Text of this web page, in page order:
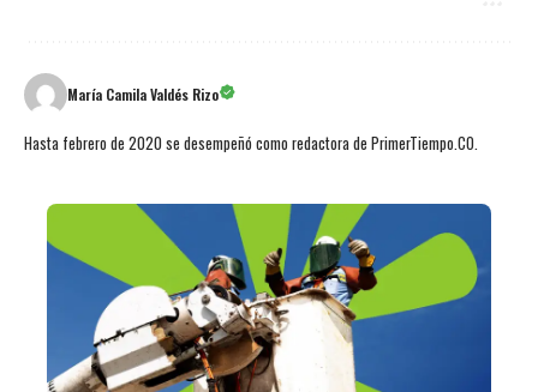
María Camila Valdés Rizo
Hasta febrero de 2020 se desempeñó como redactora de PrimerTiempo.CO.